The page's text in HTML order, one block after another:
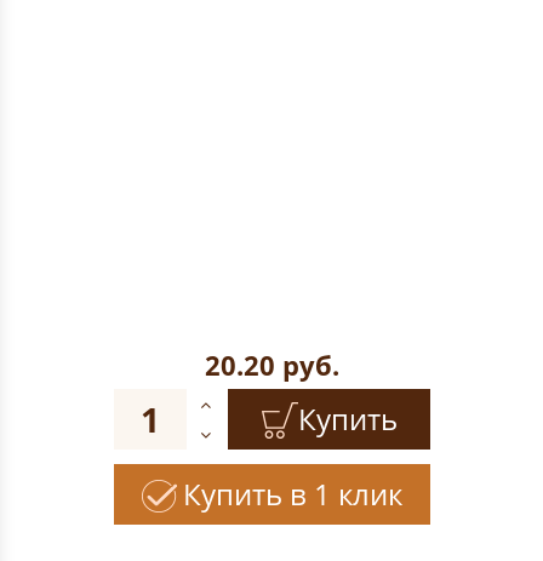
20.20 руб.
Купить
Купить в 1 клик